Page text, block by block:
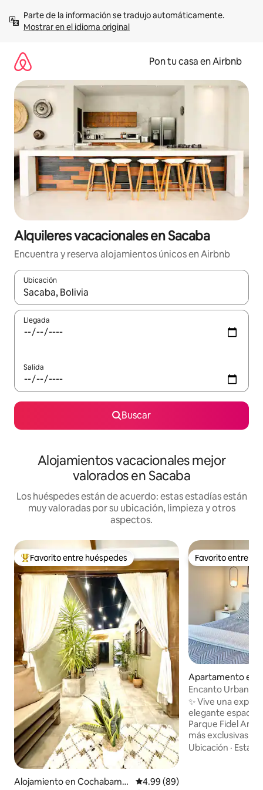
contenidoMostrar en el idioma original
Pon tu casa en Airbnb
Alquileres vacacionales en Sacaba
Encuentra y reserva alojamientos únicos en Airbnb
Ubicación
Cuando los resultados estén disponibles, navega con las
Llegada
Salida
Buscar
Alojamientos vacacionales mejor
valorados en Sacaba
Los huéspedes están de acuerdo: estas estadías están
muy valoradas por su ubicación, limpieza y otros
aspectos.
Favorito entre huéspedes preferido
Favorito entre huéspedes
Alojamiento en Cochabamb
Calificación promedio: 4.99 de
4.99 (89)
Favorito entre
Favorito entre
Apartamento en
ba
Encanto Urbano a
Anze
✨ Vive una
elegante espacio,
Parque Fidel
más exclusivas de
Relájate con
Ubicación ·